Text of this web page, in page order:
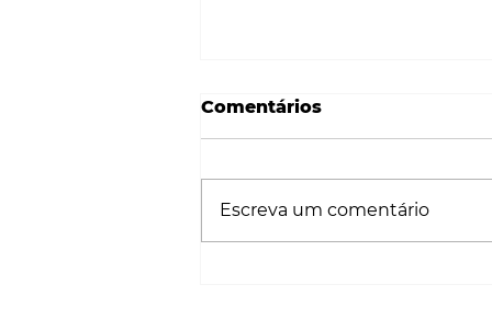
Comentários
Escreva um comentário